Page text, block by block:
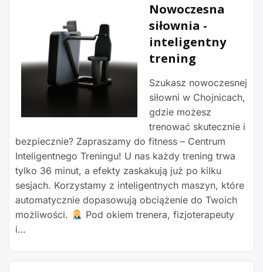
Nowoczesna
siłownia -
inteligentny
trening
Szukasz nowoczesnej
siłowni w Chojnicach,
gdzie możesz
trenować skutecznie i
bezpiecznie? Zapraszamy do fitness – Centrum
Inteligentnego Treningu! U nas każdy trening trwa
tylko 36 minut, a efekty zaskakują już po kilku
sesjach. Korzystamy z inteligentnych maszyn, które
automatycznie dopasowują obciążenie do Twoich
możliwości.
Pod okiem trenera, fizjoterapeuty
i…